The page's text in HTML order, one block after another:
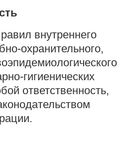
внутреннего
охранительного,
гигиенических
ответственность,